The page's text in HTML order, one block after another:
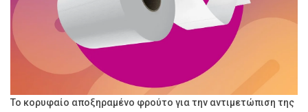
Το κορυφαίο αποξηραμένο φρούτο για την αντιμετώπιση της